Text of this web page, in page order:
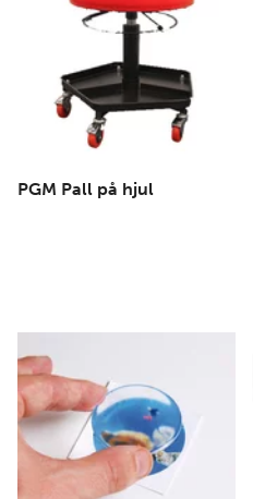
PGM Pall på hjul